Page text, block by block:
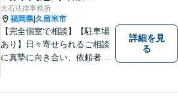
な第一歩を踏み出せるよう、
最大限尽力します。
大石法律事務所
福岡県|久留米市
【完全個室で相談】【駐車場
あり】日々寄せられるご相談
に真摯に向き合い、依頼者の
す法人・個人の方々には、経
詳細を見
る